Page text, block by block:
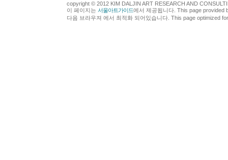
copyright © 2012 KIM DALJIN ART RESEARCH AND
이 페이지는 서울아트가이드에서 제공됩니다. This page provided
다음 브라우져 에서 최적화 되어있습니다. This page optimized